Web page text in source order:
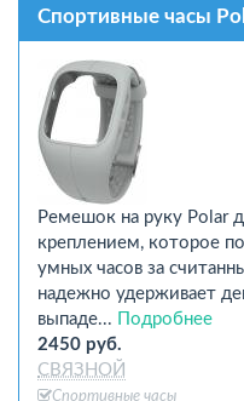
Спортивные часы
Ремешок на руку Polar
креплением, которое
умных часов за
надежно удерживает
выпаде...
Подробнее
2450 руб.
СВЯЗНОЙ
Спортивные часы